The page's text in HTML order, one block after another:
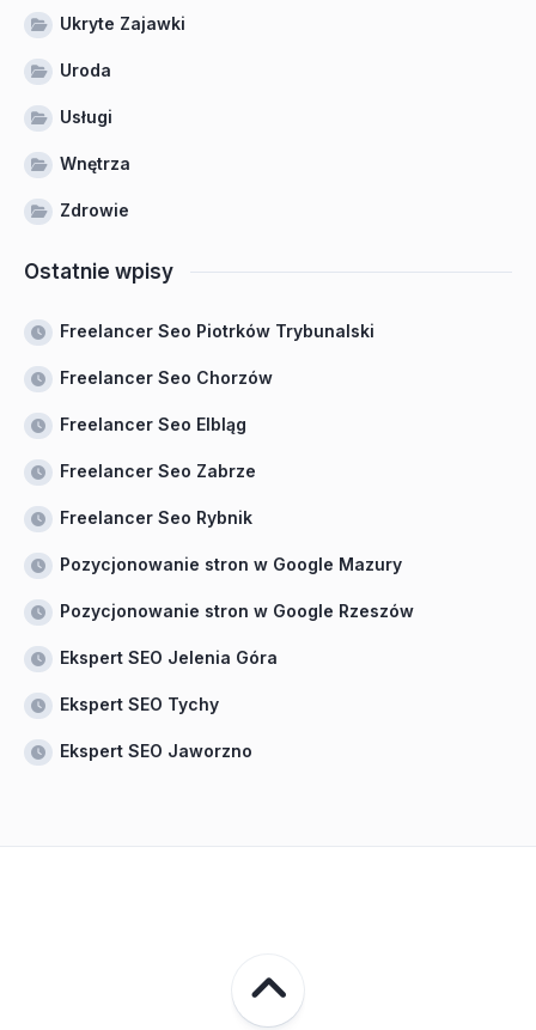
Ukryte Zajawki
Uroda
Usługi
Wnętrza
Zdrowie
Ostatnie wpisy
Freelancer Seo Piotrków Trybunalski
Freelancer Seo Chorzów
Freelancer Seo Elbląg
Freelancer Seo Zabrze
Freelancer Seo Rybnik
Pozycjonowanie stron w Google Mazury
Pozycjonowanie stron w Google Rzeszów
Ekspert SEO Jelenia Góra
Ekspert SEO Tychy
Ekspert SEO Jaworzno